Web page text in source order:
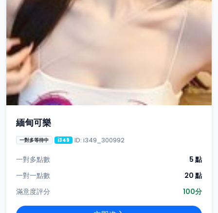
緬甸可樂
一對多等待中 i349 ID: i349_300992
一對多點數
5 點
一對一點數
20 點
滿意度評分
100分